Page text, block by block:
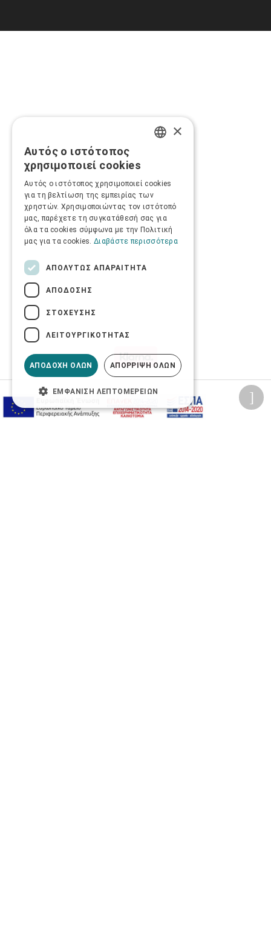
Όροι Χρήσης Ιστοσελίδας
×
Αυτός ο ιστότοπος
χρησιμοποιεί cookies
Αυτός ο ιστότοπος χρησιμοποιεί cookies
για τη βελτίωση της εμπειρίας των
χρηστών. Χρησιμοποιώντας τον ιστότοπό
μας, παρέχετε τη συγκατάθεσή σας για
όλα τα cookies σύμφωνα με την Πολιτική
μας για τα cookies. Διαβάστε περισσότερα
ΑΠΟΛΎΤΩΣ ΑΠΑΡΑΊΤΗΤΑ
ΑΠΌΔΟΣΗΣ
ΣΤΌΧΕΥΣΗΣ
ΛΕΙΤΟΥΡΓΙΚΌΤΗΤΑΣ
ΑΠΟΔΟΧΉ ΌΛΩΝ ΑΠΌΡΡΙΨΗ ΌΛΩΝ
ΕΜΦΆΝΙΣΗ ΛΕΠΤΟΜΕΡΕΙΏΝ